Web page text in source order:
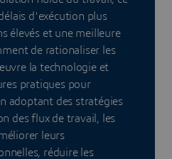
d'exécution plus
élevés et une meilleure
de rationaliser les
la technologie et
pratiques pour
adoptant des stratégies
des flux de travail, les
leurs
réduire les